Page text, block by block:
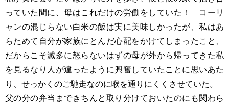
っていた間に、母はこれだけの労働をしていた！ コーリ
ャンの混じらない白米の飯は実に美味しかったが、私はあ
らためて自分が家族にとんだ心配をかけてしまったこと、
だからこそ滅多に怒らないはずの母が外から帰ってきた私
を見るなり人が違ったように興奮していたことに思いあた
り、せっかくのご馳走なのに喉を通りにくくさせていた。
父の分の弁当まできちんと取り分けておいたのにも関わら